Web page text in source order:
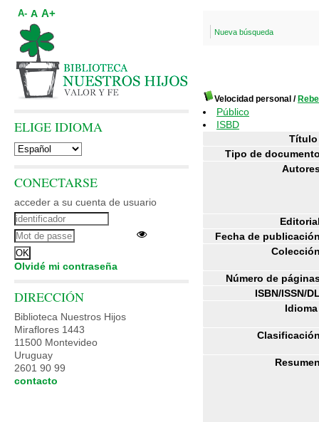
Nueva búsqueda
Velocidad personal /
Público
ISBD
Tipo de
Fecha de
Número de
ISBN/ISSN/
A- A A+
ELIGE IDIOMA
CONECTARSE
acceder a su cuenta de usuario
Olvidé mi contraseña
DIRECCIÓN
Biblioteca Nuestros Hijos
Miraflores 1443
11500 Montevideo
Uruguay
2601 90 99
contacto